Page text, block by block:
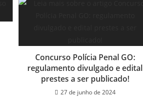
Concurso Polícia Penal GO:
regulamento divulgado e edital
prestes a ser publicado!
27 de junho de 2024